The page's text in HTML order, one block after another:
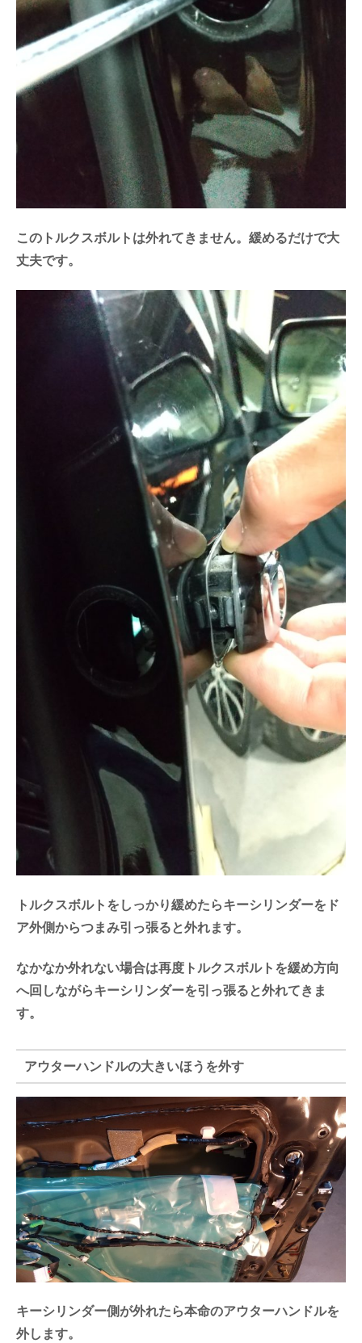
このトルクスボルトは外れてきません。緩めるだけで大
丈夫です。
トルクスボルトをしっかり緩めたらキーシリンダーをド
ア外側からつまみ引っ張ると外れます。
なかなか外れない場合は再度トルクスボルトを緩め方向
へ回しながらキーシリンダーを引っ張ると外れてきま
す。
アウターハンドルの大きいほうを外す
キーシリンダー側が外れたら本命のアウターハンドルを
外します。